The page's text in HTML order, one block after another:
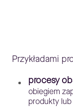
Przykładami
procesy
obiegiem
produkty lub